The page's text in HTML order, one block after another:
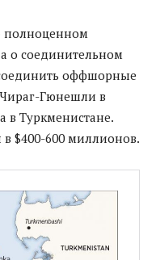
полноценном
о соединительном
оффшорные
Гюнешли в
в Туркменистане.
в $400-600 миллионов.